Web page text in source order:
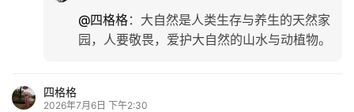
@四格格： 大自然是人类生存与养生的天然家
园，人要敬畏，爱护大自然的山水与动植物。
四格格
2026年7月6日 下午2:30